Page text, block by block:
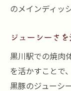
のメインディッ
ジューシーさ
黒川駅での焼肉
を活かすことで
黒豚のジューシ